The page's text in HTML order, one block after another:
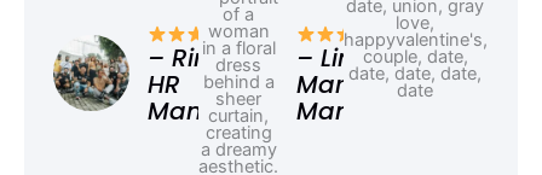
– Rina,
HR
Manager
– Linda,
Marketing
Manager